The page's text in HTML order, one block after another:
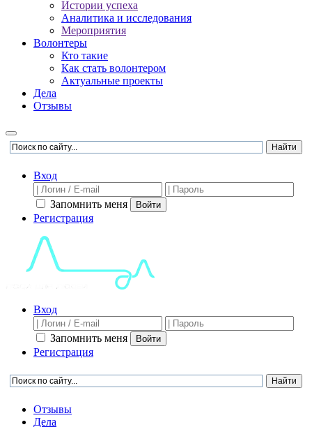
Истории успеха
Аналитика и исследования
Мероприятия
Волонтеры
Кто такие
Как стать волонтером
Актуальные проекты
Дела
Отзывы
Вход
Запомнить меня Войти
Регистрация
Вход
Запомнить меня Войти
Регистрация
Отзывы
Дела